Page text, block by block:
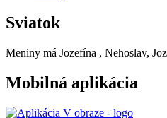
Sviatok
Meniny má Jozefína , Nehoslav,
Mobilná aplikácia